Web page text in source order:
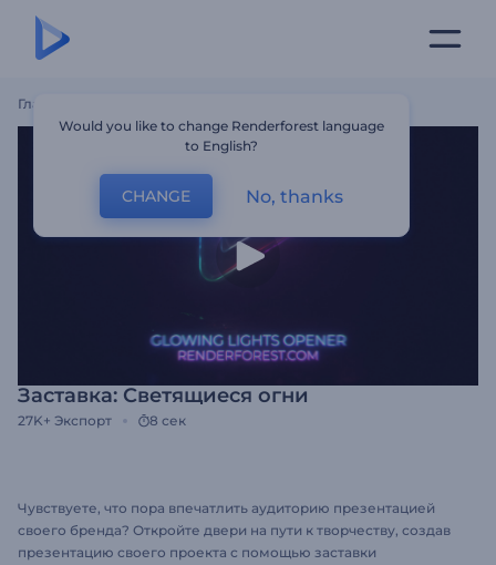
Главная
Заставка: Светящиеся огни
27K+ Экспорт 8 сек
Чувствуете, что пора впечатлить аудиторию презентацией
своего бренда? Откройте двери на пути к творчеству, создав
презентацию своего проекта с помощью заставки
Would you like to change Renderforest language
to English?
CHANGE No, thanks